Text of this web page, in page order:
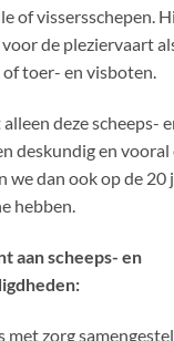
of vissersschepen.
de pleziervaart
toer- en visboten.
deze scheeps-
deskundig en vooral
we dan ook op de 20
hebben.
aan scheeps- en
met zorg